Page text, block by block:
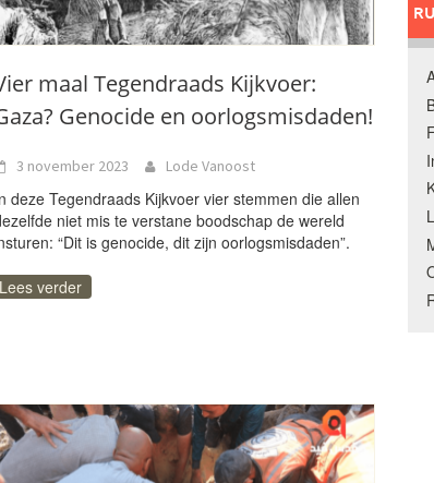
maal Tegendraads Kijkvoer:
Genocide en oorlogsmisdaden!
3 november 2023 Lode Vanoost
deze Tegendraads Kijkvoer vier stemmen die allen
niet mis te verstane boodschap de wereld
“Dit is genocide, dit zijn oorlogsmisdaden”.
Lees verder